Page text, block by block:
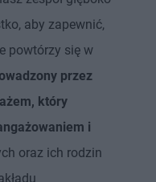
aby zapewnić,
powtórzy się w
przez
który
i
oraz ich rodzin